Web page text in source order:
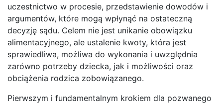
uczestnictwo w procesie, przedstawienie dowodów i
argumentów, które mogą wpłynąć na ostateczną
decyzję sądu. Celem nie jest unikanie obowiązku
alimentacyjnego, ale ustalenie kwoty, która jest
sprawiedliwa, możliwa do wykonania i uwzględnia
zarówno potrzeby dziecka, jak i możliwości oraz
obciążenia rodzica zobowiązanego.
Pierwszym i fundamentalnym krokiem dla pozwanego